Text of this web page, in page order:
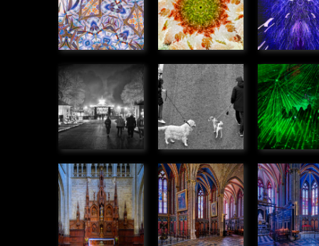
» Graphique »
Manége de
noël
» Humanité
Rencontre
» Humanité
Rayon
»
Retable de
la
Cathédrale,
Orléans
» Urbain
Chapelles
dans la
Cathédrale
» Urbain
dans la
» Urbain